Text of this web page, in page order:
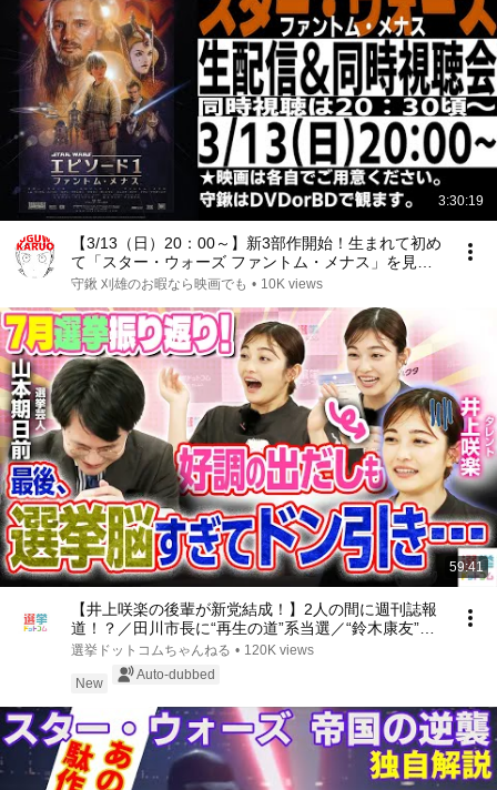
3:30:19
【3/13（日）20：00～】新3部作開始！生まれて初め
て「スター・ウォーズ ファントム・メナス」を見る
生配信
守鍬 刈雄のお暇なら映画でも • 10K views
59:41
【井上咲楽の後輩が新党結成！】2人の間に週刊誌報
道！？／田川市長に“再生の道”系当選／“鈴木康友”氏
が事務所侵入で辞職願【井上咲楽×山本期日前】｜選
挙ドットコムちゃんねる
選挙ドットコムちゃんねる • 120K views
New
Auto-dubbed